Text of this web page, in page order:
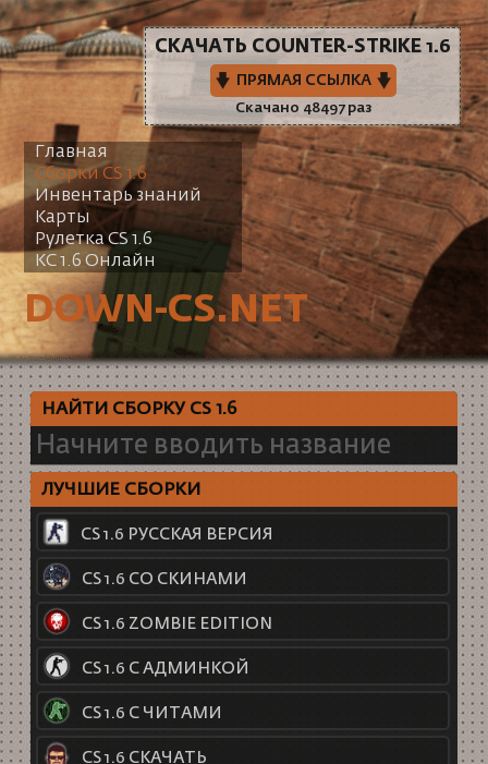
НАЙТИ СБОРКУ CS 1.6
ЛУЧШИЕ СБОРКИ
CS 1.6 РУССКАЯ ВЕРСИЯ
CS 1.6 СО СКИНАМИ
CS 1.6 ZOMBIE EDITION
CS 1.6 С АДМИНКОЙ
CS 1.6 С ЧИТАМИ
CS 1.6 СКАЧАТЬ
Главная
Сборки CS 1.6
Инвентарь знаний
Карты
Рулетка CS 1.6
КС 1.6 Онлайн
DOWN-CS.NET
СКАЧАТЬ COUNTER-STRIKE 1.6
ПРЯМАЯ ССЫЛКА
Скачано 48497 раз